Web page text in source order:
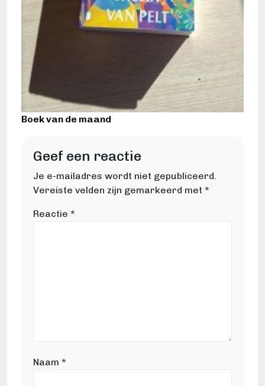
Boek van de maand
Geef een reactie
Je e-mailadres wordt niet gepubliceerd.
Vereiste velden zijn gemarkeerd met *
Reactie *
Naam *